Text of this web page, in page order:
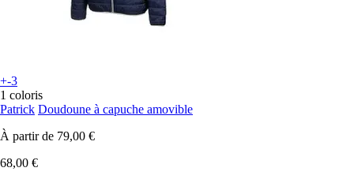
+-3
1 coloris
Patrick Doudoune à capuche amovible
À partir de 79,00 €
68,00 €